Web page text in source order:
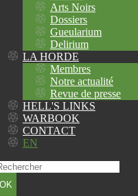
Arts Noirs
Dossiers
Gueularium
Delirium
LA HORDE
Membres
Notre actualité
Revue de presse
HELL'S LINKS
WARBOOK
CONTACT
EN
OK